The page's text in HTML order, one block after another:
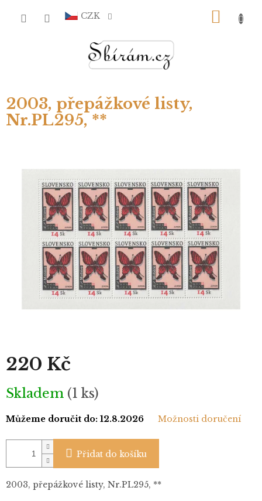
CZK
2003, přepážkové listy,
Nr.PL295, **
220 Kč
Měrná
cena:
Skladem (1 ks)
Můžeme doručit do: 12.8.2026 Možnosti doručení
Přidat do košíku
2003, přepážkové listy, Nr.PL295, **